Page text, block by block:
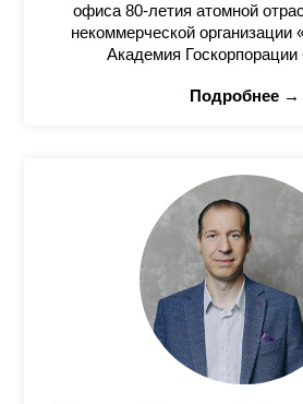
офиса 80-летия атомной
некоммерческой организации
Академия Госкорпорации
Подробнее →